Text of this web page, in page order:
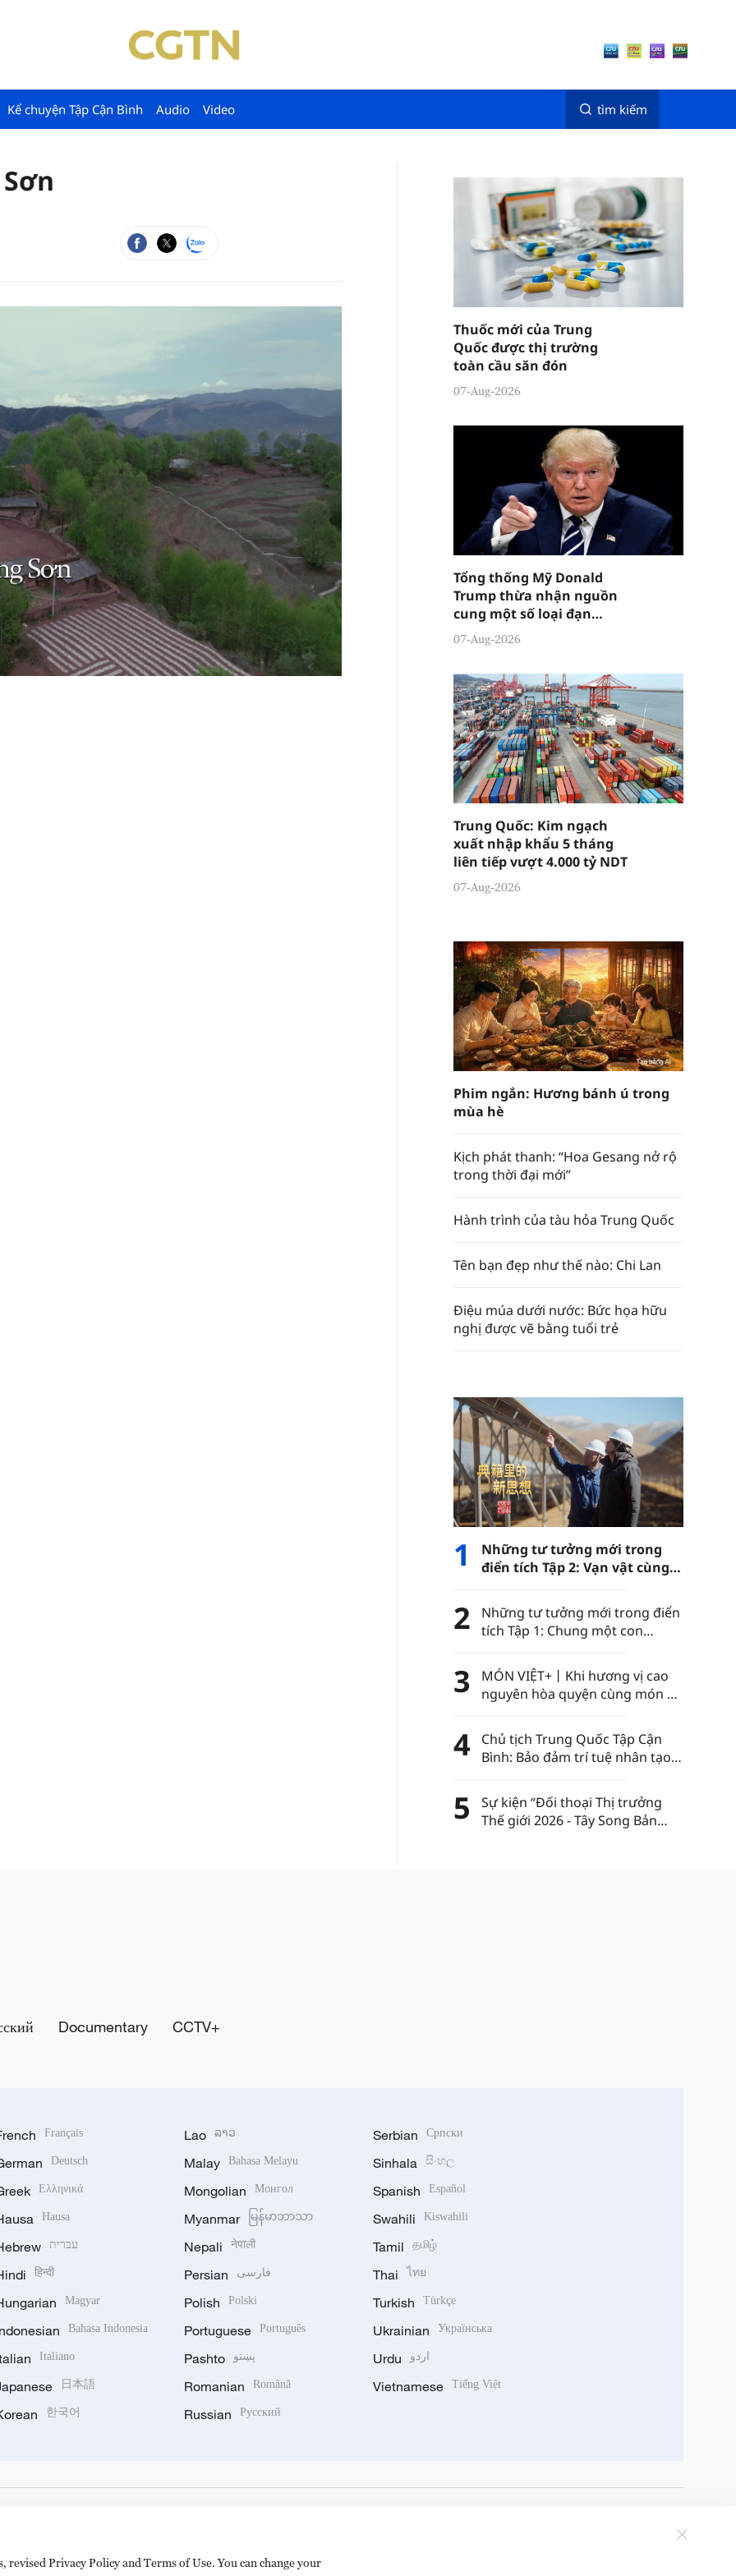
Kể chuyện Tập Cận Bình Audio Video tìm kiếm
Thuốc mới của Trung
Quốc được thị trường
toàn cầu săn đón
07-Aug-2026
Tổng thống Mỹ Donald
Trump thừa nhận nguồn
cung một số loại đạn
dược đang "tương đối
căng thẳng"
07-Aug-2026
Trung Quốc: Kim ngạch
xuất nhập khẩu 5 tháng
liên tiếp vượt 4.000 tỷ NDT
07-Aug-2026
Phim ngắn: Hương bánh ú trong
mùa hè
Kịch phát thanh: “Hoa Gesang nở rộ
trong thời đại mới”
Hành trình của tàu hỏa Trung Quốc
Tên bạn đẹp như thế nào: Chi Lan
Điệu múa dưới nước: Bức họa hữu
nghị được vẽ bằng tuổi trẻ
1
Những tư tưởng mới trong
điển tích Tập 2: Vạn vật cùng
phát triển
2
Những tư tưởng mới trong điển
tích Tập 1: Chung một con
đường
3
MÓN VIỆT+丨Khi hương vị cao
nguyên hòa quyện cùng món ăn
Việt Nam……
4
Chủ tịch Trung Quốc Tập Cận
Bình: Bảo đảm trí tuệ nhân tạo
luôn nằm trong sự kiểm soát
của nhân loại
5
Sự kiện “Đối thoại Thị trưởng
Thế giới 2026 - Tây Song Bản
Documentary CCTV+
Français
Deutsch
Ελληνικά
Hausa
עברית
हिन्दी
Magyar
Bahasa Indonesia
Italiano
日本語
한국어
Lao ລາວ
Malay Bahasa Melayu
Mongolian Монгол
Myanmar မြန်မာဘာသာ
Nepali नेपाली
Persian فارسی
Polish Polski
Portuguese Português
Pashto پښتو
Romanian Română
Russian Русский
Serbian Српски
Sinhala සිංහල
Spanish Español
Swahili Kiswahili
Tamil தமிழ்
Thai ไทย
Turkish Türkçe
Ukrainian Українська
Urdu اردو
Vietnamese Tiếng Việt
Privacy Policy and Terms of Use. You can change your